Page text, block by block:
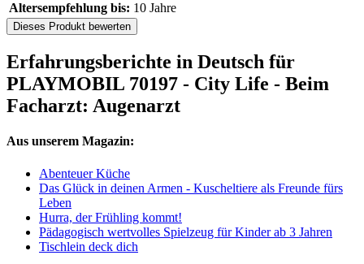
Altersempfehlung bis: 10 Jahre
Dieses Produkt bewerten
Erfahrungsberichte in Deutsch für
PLAYMOBIL 70197 - City Life - Beim
Facharzt: Augenarzt
Aus unserem Magazin:
Abenteuer Küche
Das Glück in deinen Armen - Kuscheltiere als Freunde fürs
Leben
Hurra, der Frühling kommt!
Pädagogisch wertvolles Spielzeug für Kinder ab 3 Jahren
Tischlein deck dich